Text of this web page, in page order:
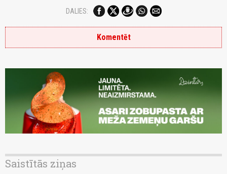
DALIES:
Komentēt
Saistītās ziņas